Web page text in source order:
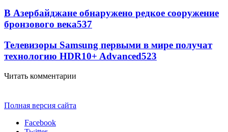
В Азербайджане обнаружено редкое сооружение
бронзового века537
Телевизоры Samsung первыми в мире получат
технологию HDR10+ Advanced523
Читать комментарии
Полная версия сайта
Facebook